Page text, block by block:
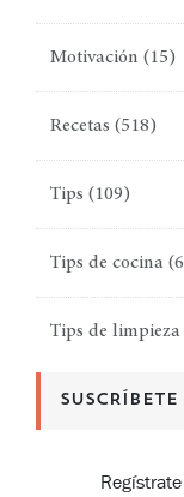
Motivación (15)
Recetas (518)
Tips (109)
Tips de cocina
Tips de limpieza
SUSCRÍBETE